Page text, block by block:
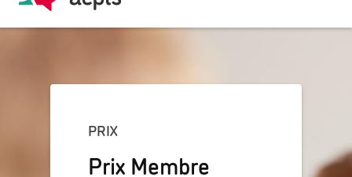
PRIX
Prix Membre